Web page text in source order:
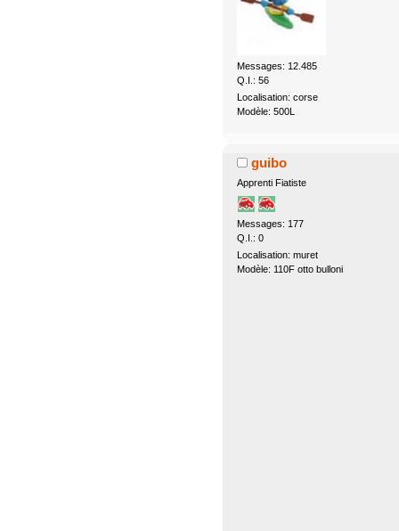
Messages: 12.485
Q.I.: 56
Localisation: corse
Modèle: 500L
guibo
Apprenti Fiatiste
Messages: 177
Q.I.: 0
Localisation: muret
Modèle: 110F otto bulloni